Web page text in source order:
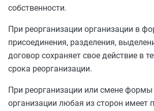
собственности.
При реорганизации организации в
присоединения, разделения,
договор сохраняет свое действие в
срока реорганизации.
При реорганизации или смене формы
организации любая из сторон имеет